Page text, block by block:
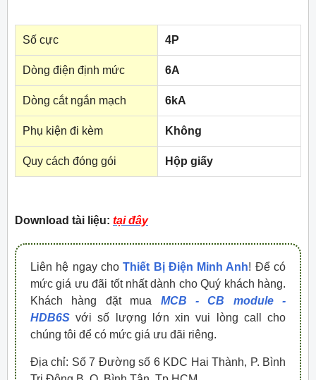
Số cực 4P
Dòng điện định mức 6A
Dòng cắt ngắn mạch 6kA
Phụ kiện đi kèm Không
Quy cách đóng gói Hộp giấy
Download tài liệu: tại đây
Liên hệ ngay choThiết Bị Điện Minh Anh! Để có
mức giá ưu đãi tốt nhất dành cho Quý khách hàng.
Khách hàng đặt mua MCB - CB module -
HDB6S với số lượng lớn xin vui lòng call cho
chúng tôi để có mức giá ưu đãi riêng.
Địa chỉ: Số 7 Đường số 6 KDC Hai Thành, P. Bình